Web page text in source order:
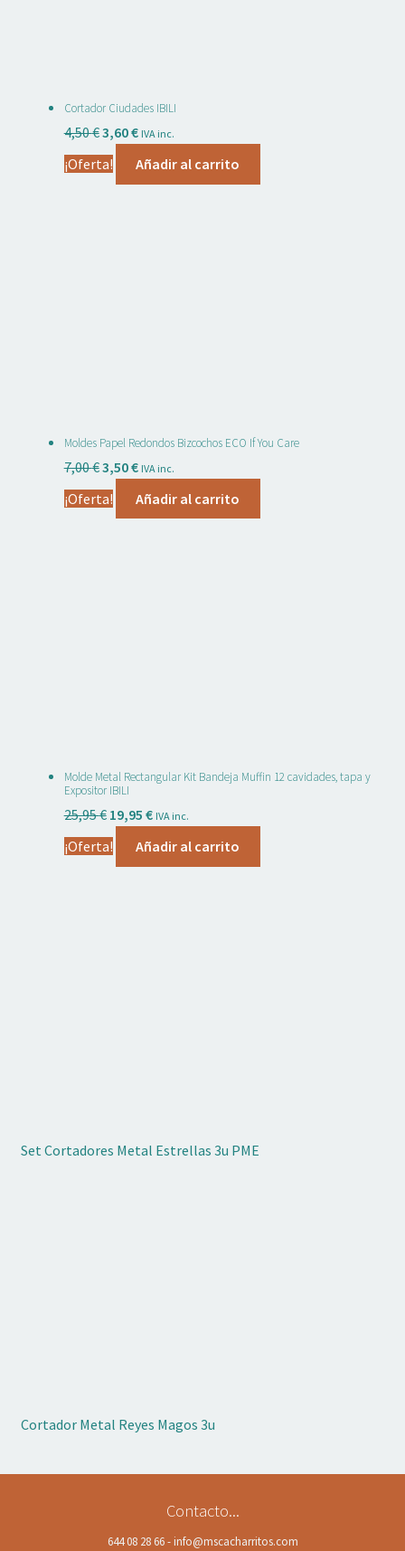
Cortador Ciudades IBILI
4,50€ El
precio
original
3,60€ElIVA inc.
¡Oferta! Añadir al carrito
Moldes Papel Redondos Bizcochos ECO If You Care
7,00€ El
precio
original
3,50€ElIVA inc.
¡Oferta! Añadir al carrito
Molde Metal Rectangular Kit Bandeja Muffin 12 cavidades, tapa y
Expositor IBILI
25,95€ El
precio
original
19,95 €ElIVA inc.
¡Oferta! Añadir al carrito
Set Cortadores Metal Estrellas 3u PME
Cortador Metal Reyes Magos 3u
Contacto...
644 08 28 66 - info@mscacharritos.com